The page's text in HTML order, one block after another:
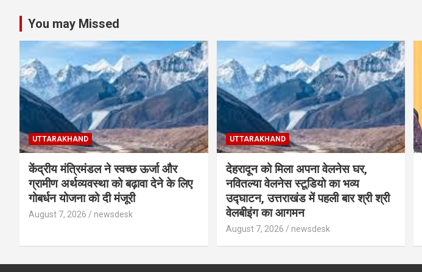
You may Missed
UTTARAKHAND
केंद्रीय मंत्रिमंडल ने स्वच्छ ऊर्जा और
ग्रामीण अर्थव्यवस्था को बढ़ावा देने के लिए
गोबर्धन योजना को दी मंजूरी
August 7, 2026 newsdesk
UTTARAKHAND
देहरादून को मिला अपना वेलनेस घर,
नवितल्या वेलनेस स्टूडियो का भव्य
उद्घाटन, उत्तराखंड में पहली बार श्री श्री
वेलबीइंग का आगमन
August 7, 2026 newsdesk